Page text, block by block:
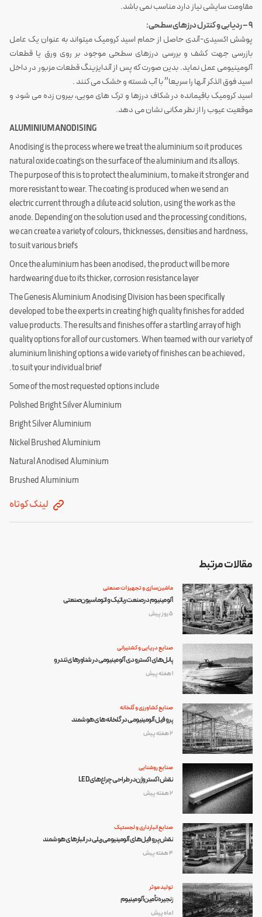
مقاومت سایشی نیاز دارد مناسب نمی باشد.
۹ – ردیابی و کنترل درزهای سطحی:
پوشش اکسیدی-آندی حاصل از حمام اسید کرومیک میتواند به عنوان یک عامل
بازرسی جهت کشف و بررسی درزهای سطحی موجود بر روی ورق یا قطعات
آلومینیومی عمل نماید. بدین صورت که پس از آندایزینگ قطعات مزبور در داخل
اسید فوق الذکر آنها را سریعا” با آب شسته و خشک می کنند .
اسید کرومیک باقیمانده در شکاف درزها و ترک های مویی، بیرون زده می شود و
موقعیت عیوب را از نظر مکانی نشان می دهد.
ALUMINIUM ANODISING
Anodising is the process where we treat the aluminium so it produces
natural oxide coatings on the surface of the aluminium and its alloys.
The purpose of this is to protect the aluminium, to make it stronger and
more resistant to wear. The coating is produced when we send an
electric current through a dilute acid solution, using the work as the
anode. Depending on the solution used and the processing conditions,
we can create a variety of colours, thicknesses, densities and hardness,
to suit various briefs
Once the aluminium has been anodised, the product will be more
hardwearing due to its thicker, corrosion resistance layer
The Genesis Aluminium Anodising Division has been specifically
developed to be the experts in creating high quality finishes for added
value products. The results and finishes offer a startling array of high
quality options for all of our customers. When teamed with our variety of
aluminium linishing options a wide variety of finishes can be achieved,
to suit your individual brief.
Some of the most requested options include
Polished Bright Silver Aluminium
Bright Silver Aluminium
Nickel Brushed Aluminium
Natural Anodised Aluminium
Brushed Aluminium
لینک کوتاه
مقالات مرتبط
ماشین‌سازی و تجهیزات صنعتی
آلومینیوم در صنعت رباتیک و اتوماسیون صنعتی
5 روز پیش
صنایع دریایی و کشتیرانی
پانل‌های اکسترودی آلومینیومی در شناورهای تندرو
1 هفته پیش
صنایع کشاورزی و گلخانه
پروفیل آلومینیومی در گلخانه‌های هوشمند
2 هفته پیش
صنایع روشنایی
نقش اکستروژن در طراحی چراغ‌های LED
2 هفته پیش
صنایع انبارداری و لجستیک
نقش پروفیل‌های آلومینیومی ریلی در انبارهای هوشمند
4 هفته پیش
تولید موثر
زنجیره تأمین آلومینیوم
1 ماه پیش